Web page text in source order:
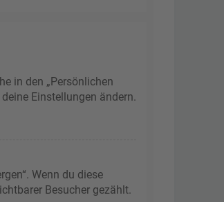
in den „Persönlichen
Einstellungen ändern.
Wenn du diese
Besucher gezählt.